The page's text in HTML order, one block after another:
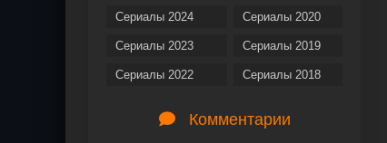
Сериалы 2024
Сериалы 2023
Сериалы 2022
Сериалы 2020
Сериалы 2019
Сериалы 2018
Комментарии